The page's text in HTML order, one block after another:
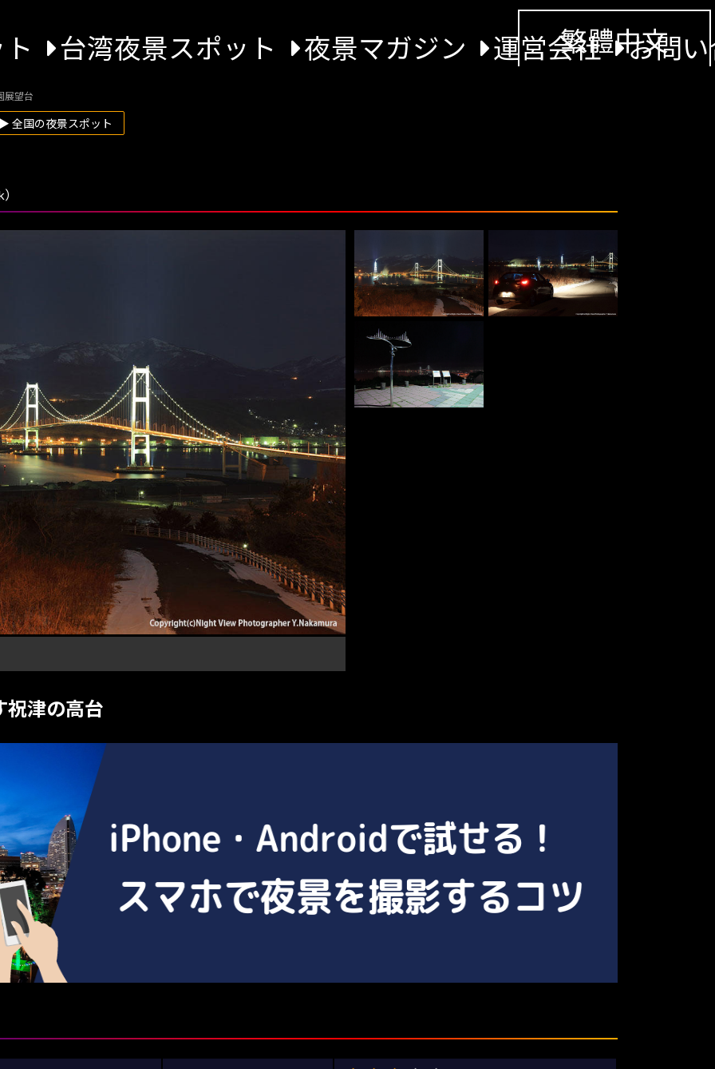
台湾夜景スポット 夜景マガジン 運営会社 お問
繁體中文
展望台
全国の夜景スポット
祝津の高台